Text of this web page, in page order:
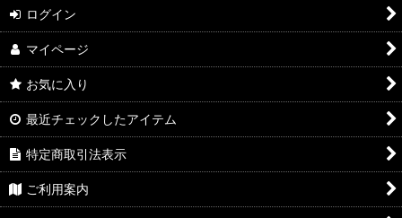
ログイン
マイページ
お気に入り
最近チェックしたアイテム
特定商取引法表示
ご利用案内